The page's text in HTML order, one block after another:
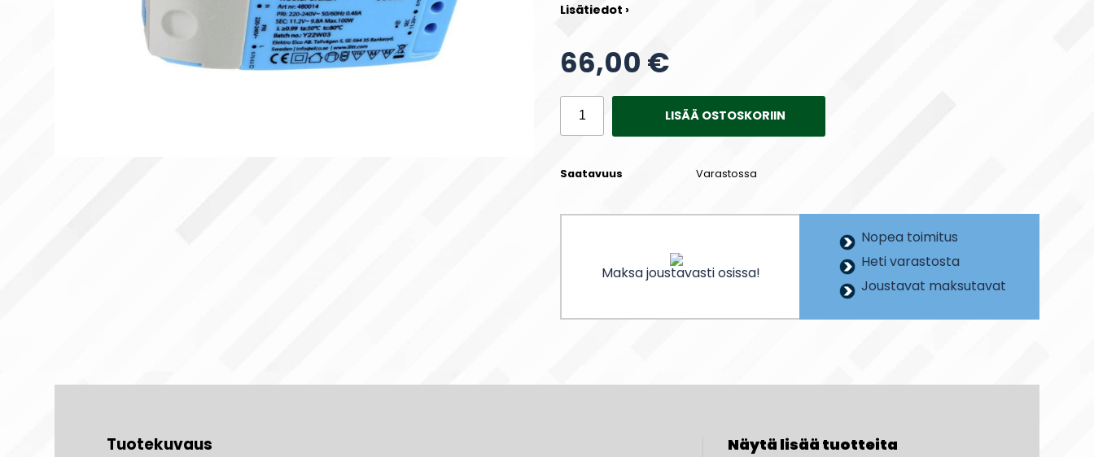
Lisätiedot ›
66,00 €
LISÄÄ OSTOSKORIIN
Saatavuus Varastossa
Maksa joustavasti osissa!
Nopea toimitus
Heti varastosta
Joustavat maksutavat
Tuotekuvaus Näytä lisää tuotteita